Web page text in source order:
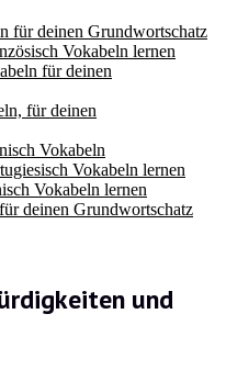
für deinen Grundwortschatz
Vokabeln lernen
für deinen
für deinen
Vokabeln
Vokabeln lernen
Vokabeln lernen
deinen Grundwortschatz
und